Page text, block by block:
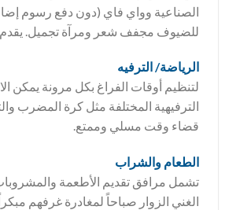
الصناعية وواي فاي (دون دفع رسوم
للضيوف مجفف شعر ومرآة تجميل. يقدم
الرياضة/ الترفيه
لتنظيم أوقات الفراغ بكل مرونة يمكن
الترفيهية المختلفة مثل كرة المضرب
قضاء وقت مسلي وممتع.
الطعام والشراب
تشمل مرافق تقديم الأطعمة
الغني الزوار صباحاً لمغادرة غرفهم